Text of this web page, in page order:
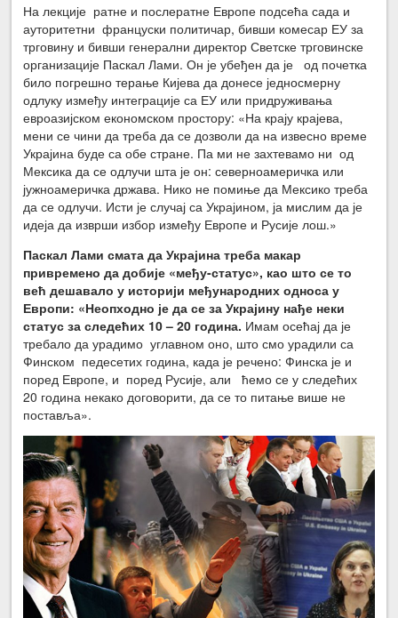
На лекције ратне и послератне Европе подсећа сада и
ауторитетни француски политичар, бивши комесар ЕУ за
трговину и бивши генерални директор Светске трговинске
организације Паскал Лами. Он је убеђен да је од почетка
било погрешно терање Кијева да донесе једносмерну
одлуку између интеграције са ЕУ или придруживања
евроазијском економском простору: «На крају крајева,
мени се чини да треба да се дозволи да на извесно време
Украјина буде са обе стране. Па ми не захтевамо ни од
Мексика да се одлучи шта је он: северноамеричка или
јужноамеричка држава. Нико не помиње да Мексико треба
да се одлучи. Исти је случај са Украјином, ја мислим да је
идеја да изврши избор између Европе и Русије лош.»
Паскал Лами смата да Украјина треба макар
привремено да добије «међу-статус», као што се то
већ дешавало у историји међународних односа у
Европи: «Неопходно је да се за Украјину нађе неки
статус за следећих 10 – 20 година. Имам осећај да је
требало да урадимо углавном оно, што смо урадили са
Финском педесетих година, када је речено: Финска је и
поред Европе, и поред Русије, али ћемо се у следећих
20 година некако договорити, да се то питање више не
поставља».